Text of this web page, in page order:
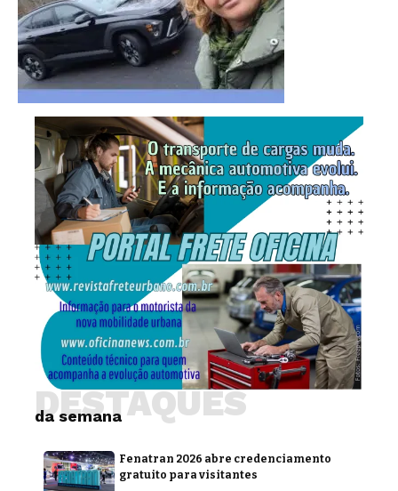
da semana
DESTAQUES
Fenatran 2026 abre credenciamento
gratuito para visitantes